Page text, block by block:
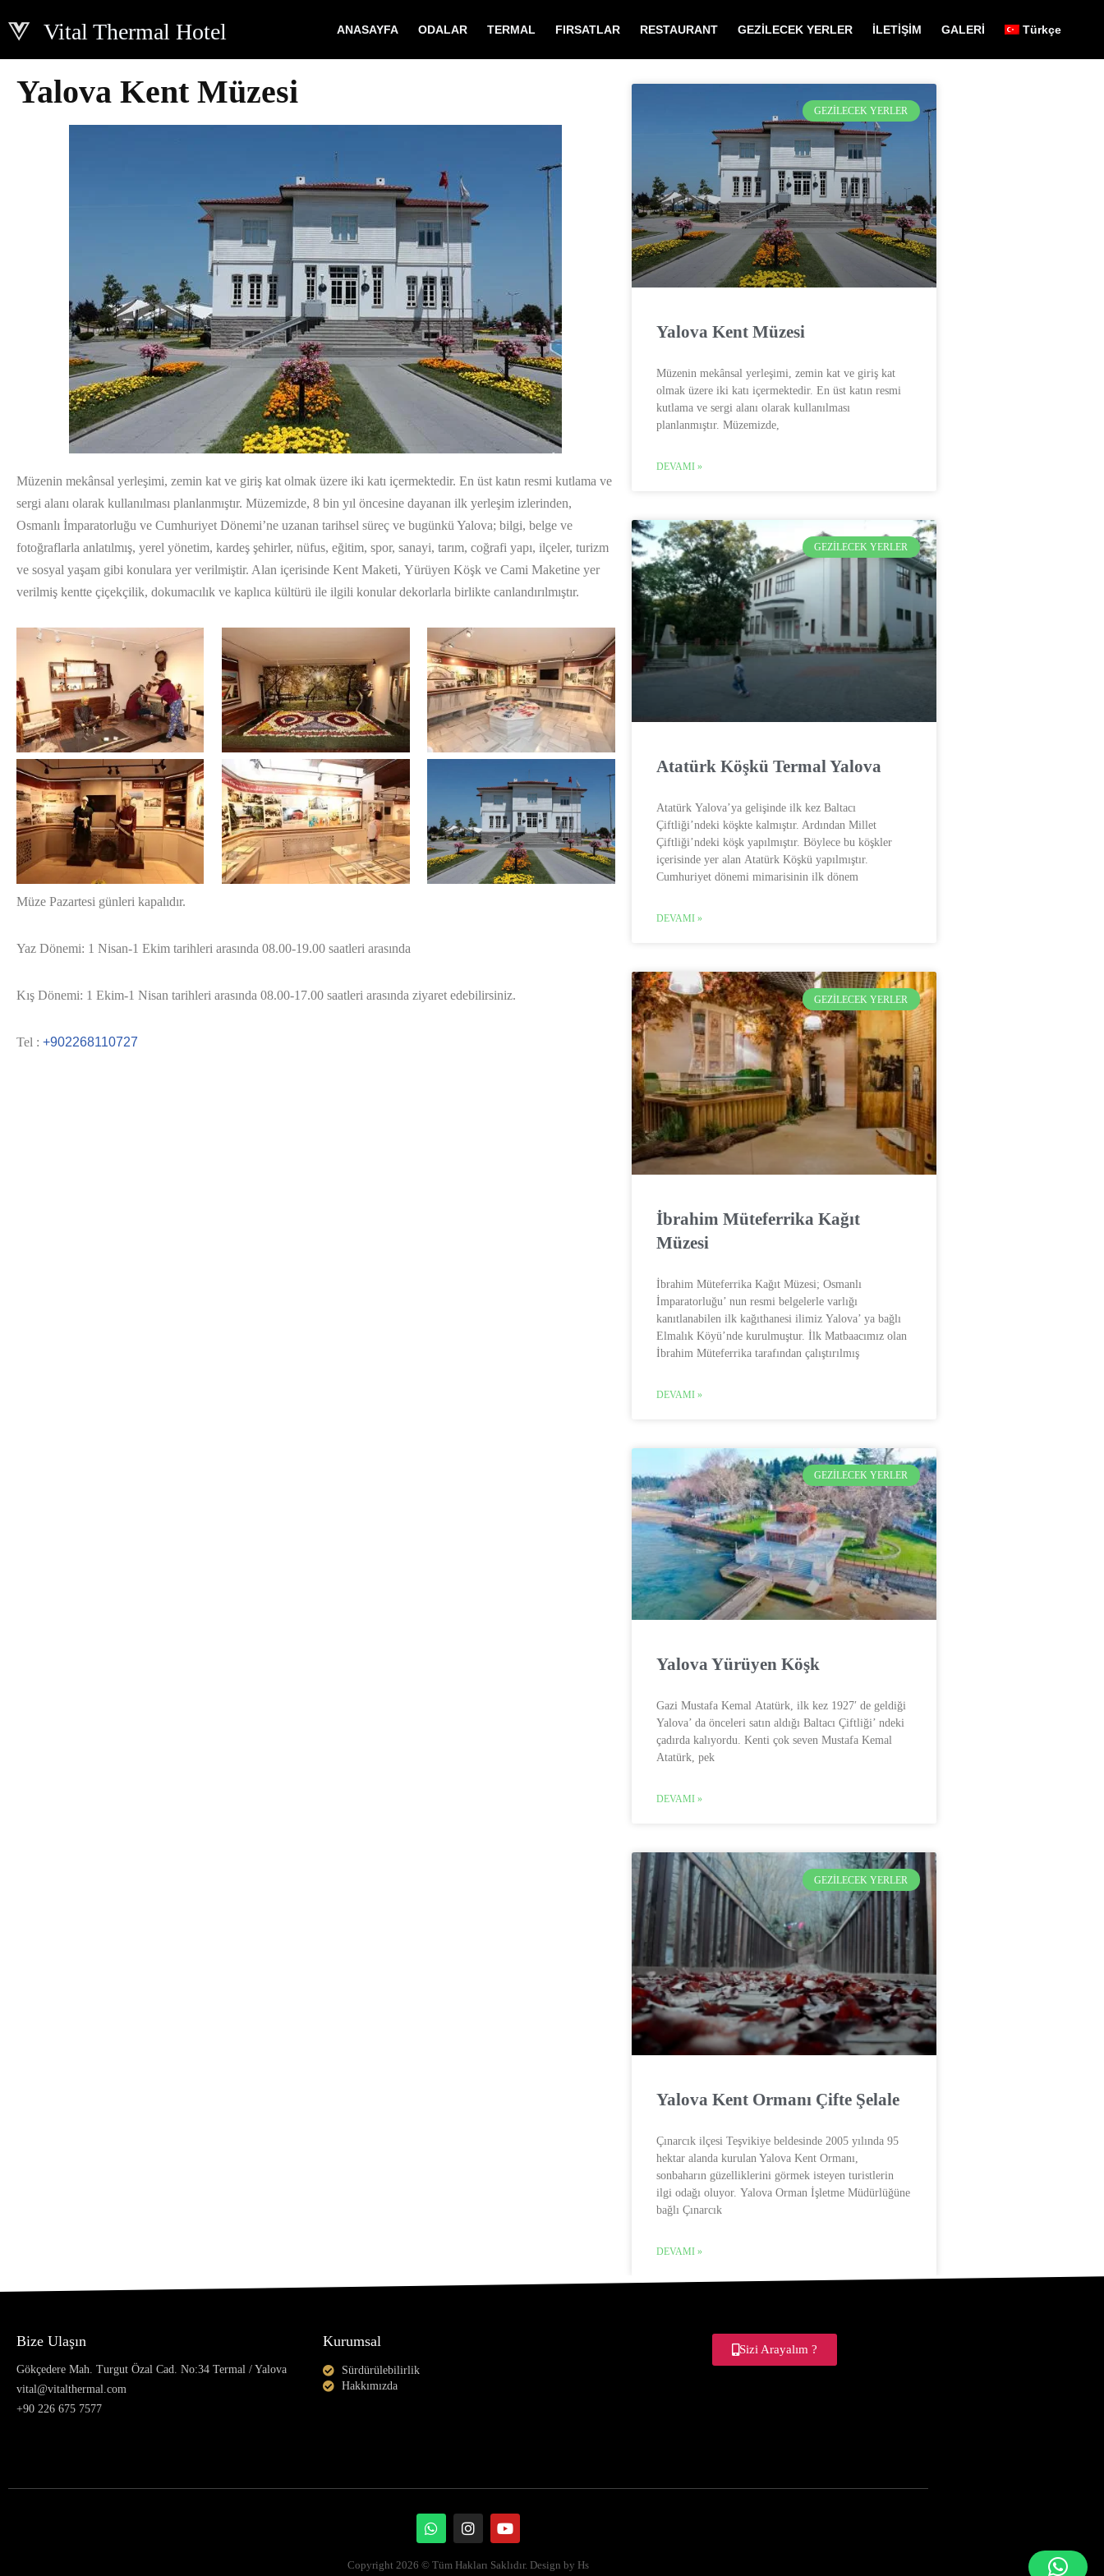
İçeriğe
Vital Thermal Hotel ANASAYFA ODALAR TERMAL FIRSATLAR RESTAURANT GEZİLECEK YERLER İLETİŞİM GALERİ Türkçe
Yalova Kent Müzesi
Müzenin mekânsal yerleşimi, zemin kat ve giriş kat olmak üzere iki katı içermektedir. En üst katın resmi kutlama ve
sergi alanı olarak kullanılması planlanmıştır. Müzemizde, 8 bin yıl öncesine dayanan ilk yerleşim izlerinden,
Osmanlı İmparatorluğu ve Cumhuriyet Dönemi’ne uzanan tarihsel süreç ve bugünkü Yalova; bilgi, belge ve
fotoğraflarla anlatılmış, yerel yönetim, kardeş şehirler, nüfus, eğitim, spor, sanayi, tarım, coğrafi yapı, ilçeler, turizm
ve sosyal yaşam gibi konulara yer verilmiştir. Alan içerisinde Kent Maketi, Yürüyen Köşk ve Cami Maketine yer
verilmiş kentte çiçekçilik, dokumacılık ve kaplıca kültürü ile ilgili konular dekorlarla birlikte canlandırılmıştır.
Müze Pazartesi günleri kapalıdır.
Yaz Dönemi: 1 Nisan-1 Ekim tarihleri arasında 08.00-19.00 saatleri arasında
Kış Dönemi: 1 Ekim-1 Nisan tarihleri arasında 08.00-17.00 saatleri arasında ziyaret edebilirsiniz.
Tel : +902268110727
GEZILECEK YERLER
Yalova Kent Müzesi
Müzenin mekânsal yerleşimi, zemin kat ve giriş kat
olmak üzere iki katı içermektedir. En üst katın resmi
kutlama ve sergi alanı olarak kullanılması
planlanmıştır. Müzemizde,
DEVAMI »
GEZILECEK YERLER
Atatürk Köşkü Termal Yalova
Atatürk Yalova’ya gelişinde ilk kez Baltacı
Çiftliği’ndeki köşkte kalmıştır. Ardından Millet
Çiftliği’ndeki köşk yapılmıştır. Böylece bu köşkler
içerisinde yer alan Atatürk Köşkü yapılmıştır.
Cumhuriyet dönemi mimarisinin ilk dönem
DEVAMI »
GEZILECEK YERLER
İbrahim Müteferrika Kağıt
Müzesi
İbrahim Müteferrika Kağıt Müzesi; Osmanlı
İmparatorluğu’ nun resmi belgelerle varlığı
kanıtlanabilen ilk kağıthanesi ilimiz Yalova’ ya bağlı
Elmalık Köyü’nde kurulmuştur. İlk Matbaacımız olan
İbrahim Müteferrika tarafından çalıştırılmış
DEVAMI »
GEZILECEK YERLER
Yalova Yürüyen Köşk
Gazi Mustafa Kemal Atatürk, ilk kez 1927′ de geldiği
Yalova’ da önceleri satın aldığı Baltacı Çiftliği’ ndeki
çadırda kalıyordu. Kenti çok seven Mustafa Kemal
Atatürk, pek
DEVAMI »
GEZILECEK YERLER
Yalova Kent Ormanı Çifte Şelale
Çınarcık ilçesi Teşvikiye beldesinde 2005 yılında 95
hektar alanda kurulan Yalova Kent Ormanı,
sonbaharın güzelliklerini görmek isteyen turistlerin
ilgi odağı oluyor. Yalova Orman İşletme Müdürlüğüne
bağlı Çınarcık
DEVAMI »
Bize Ulaşın
Gökçedere Mah. Turgut Özal Cad. No:34 Termal / Yalova
vital@vitalthermal.com
+90 226 675 7577
Kurumsal
Sürdürülebilirlik
Hakkımızda
Sizi Arayalım ?
Copyright 2026 © Tüm Hakları Saklıdır. Design by Hs